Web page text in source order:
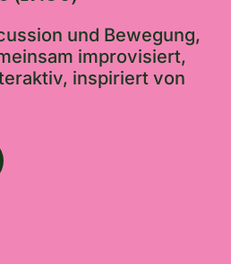
und Bewegung,
improvisiert,
inspiriert von